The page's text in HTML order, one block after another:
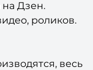
на Дзен.
роликов.
весь